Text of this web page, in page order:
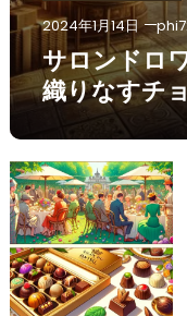
2024年1月14日
サロンドロ
織りなすチ